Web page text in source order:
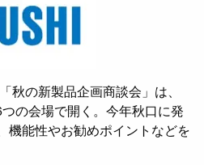
秋の新製品企画商談会」は、
の会場で開く。今年秋口に発
機能性やお勧めポイントなどを